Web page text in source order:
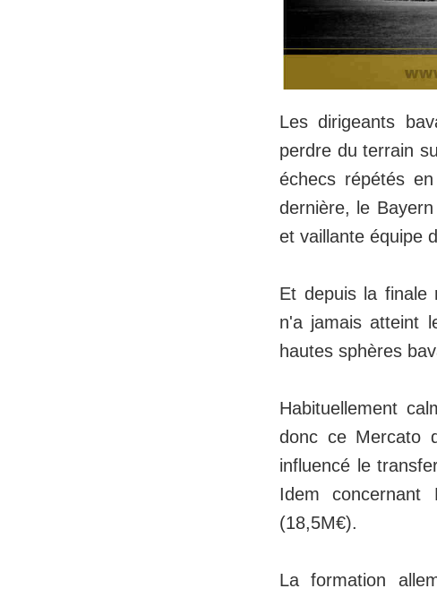
Les dirigeants
perdre du terrain
échecs répétés
dernière, le
et vaillante équipe
Et depuis la finale
n'a jamais atteint
hautes sphères
Habituellement
donc ce Mercato
influencé le
Idem concernant
(18,5M€).
La formation